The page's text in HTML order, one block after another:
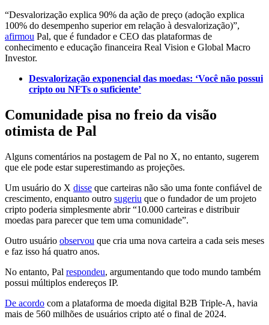
“Desvalorização explica 90% da ação de preço (adoção explica
100% do desempenho superior em relação à desvalorização)”,
afirmou Pal, que é fundador e CEO das plataformas de
conhecimento e educação financeira Real Vision e Global Macro
Investor.
Desvalorização exponencial das moedas: ‘Você não possui
cripto ou NFTs o suficiente’
Comunidade pisa no freio da visão
otimista de Pal
Alguns comentários na postagem de Pal no X, no entanto, sugerem
que ele pode estar superestimando as projeções.
Um usuário do X disse que carteiras não são uma fonte confiável de
crescimento, enquanto outro sugeriu que o fundador de um projeto
cripto poderia simplesmente abrir “10.000 carteiras e distribuir
moedas para parecer que tem uma comunidade”.
Outro usuário observou que cria uma nova carteira a cada seis meses
e faz isso há quatro anos.
No entanto, Pal respondeu, argumentando que todo mundo também
possui múltiplos endereços IP.
De acordo com a plataforma de moeda digital B2B Triple-A, havia
mais de 560 milhões de usuários cripto até o final de 2024.